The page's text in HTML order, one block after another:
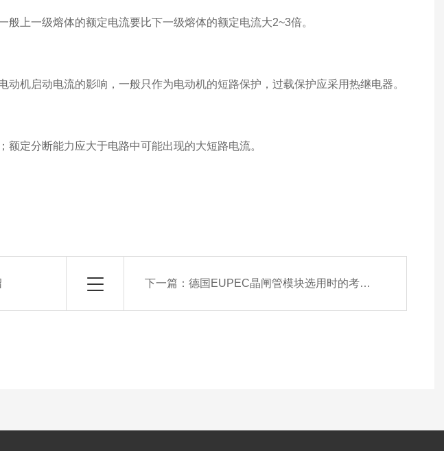
上一级熔体的额定电流要比下一级熔体的额定电流大2~3倍。
机启动电流的影响，一般只作为电动机的短路保护，过载保护应采用热继电器。
定分断能力应大于电路中可能出现的大短路电流。
下一篇： 德国EUPEC晶闸管模块选用时的考虑因素有哪些